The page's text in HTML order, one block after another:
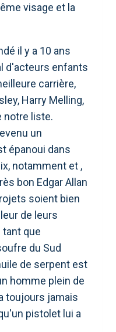
visage et la
il y a 10 ans
d'acteurs enfants
carrière,
Harry Melling,
notre liste.
un
épanoui dans
notamment et ,
bon Edgar Allan
soient bien
de leurs
que
du Sud
de serpent est
homme plein de
toujours jamais
pistolet lui a